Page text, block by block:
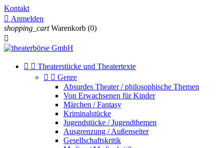
Kontakt
 Anmelden
shopping_cart Warenkorb (0)

  Theaterstücke und Theatertexte
  Genre
Absurdes Theater / philosophische Themen
Von Erwachsenen für Kinder
Märchen / Fantasy
Kriminalstücke
Jugendstücke / Jugendthemen
Ausgrenzung / Außenseiter
Gesellschaftskritik